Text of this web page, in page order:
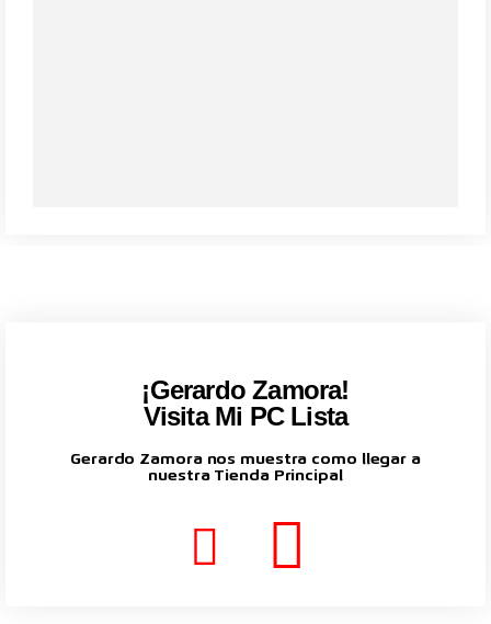
¡Gerardo Zamora!
Visita Mi PC Lista
Gerardo Zamora nos muestra como llegar a
nuestra Tienda Principal